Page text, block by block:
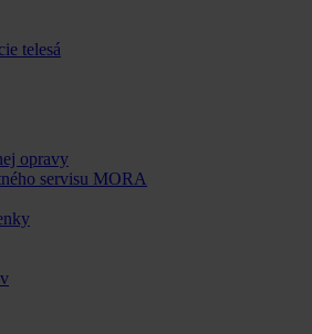
telesá
opravy
servisu MORA